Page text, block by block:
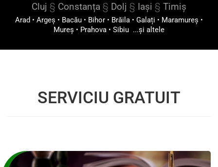
Cluj § Constanța § Dolj § Iași § Timiș
Arad • Argeș • Bacău • Bihor • Brăila • Galați • Maramureș •
Mureș • Prahova • Sibiu ...și altele
SERVICIU GRATUIT